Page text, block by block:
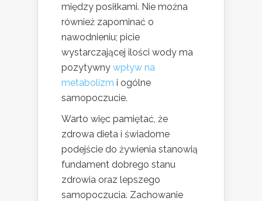
między posiłkami. Nie można
również zapominać o
nawodnieniu; picie
wystarczającej ilości wody ma
pozytywny wpływ na
metabolizm i ogólne
samopoczucie.
Warto więc pamiętać, że
zdrowa dieta i świadome
podejście do żywienia stanowią
fundament dobrego stanu
zdrowia oraz lepszego
samopoczucia. Zachowanie